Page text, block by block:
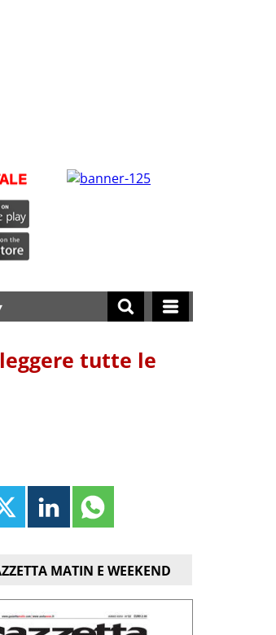
tutte le
MATIN E WEEKEND